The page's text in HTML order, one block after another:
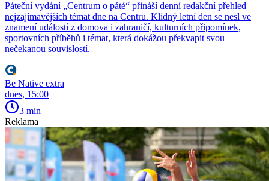
Páteční vydání „Centrum o páté“ přináší denní redakční přehled
nejzajímavějších témat dne na Centru. Klidný letní den se nesl ve
znamení událostí z domova i zahraničí, kulturních připomínek,
sportovních příběhů i témat, která dokážou překvapit svou
nečekanou souvislostí.
Be Native extra
dnes, 15:00
3 min
Reklama